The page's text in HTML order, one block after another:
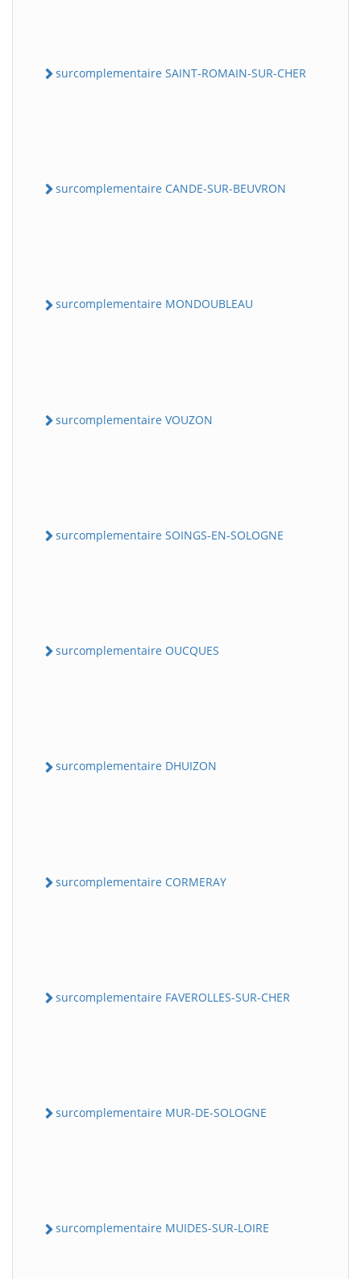
surcomplementaire SAINT-ROMAIN-SUR-CHER
surcomplementaire CANDE-SUR-BEUVRON
surcomplementaire MONDOUBLEAU
surcomplementaire VOUZON
surcomplementaire SOINGS-EN-SOLOGNE
surcomplementaire OUCQUES
surcomplementaire DHUIZON
surcomplementaire CORMERAY
surcomplementaire FAVEROLLES-SUR-CHER
surcomplementaire MUR-DE-SOLOGNE
surcomplementaire MUIDES-SUR-LOIRE